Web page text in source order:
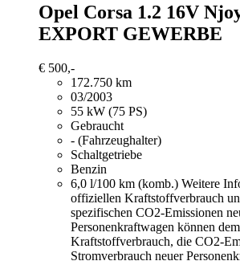
Opel Corsa 1.2 16V
EXPORT GEWERBE
€ 500,-
172.750 km
03/2003
55 kW (75 PS)
Gebraucht
- (Fahrzeughalter)
Schaltgetriebe
Benzin
6,0 l/100 km (komb.) Weitere
offiziellen Kraftstoffverbrauch
spezifischen CO2-Emissionen
Personenkraftwagen können
Kraftstoffverbrauch, die CO2-
Stromverbrauch neuer